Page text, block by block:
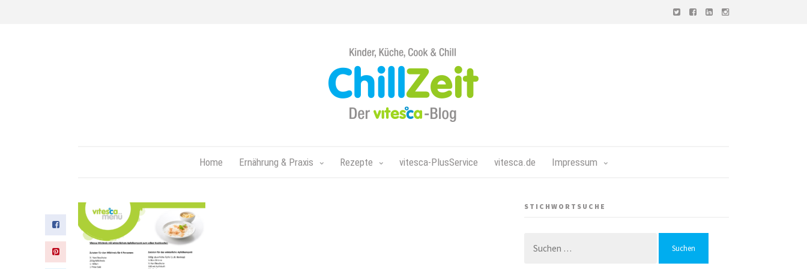
Chillzeit - Der vitesca-Blog
Home Ernährung & Praxis Rezepte vitesca-PlusService vitesca.de Impressum
STICHWORTSUCHE
nach: